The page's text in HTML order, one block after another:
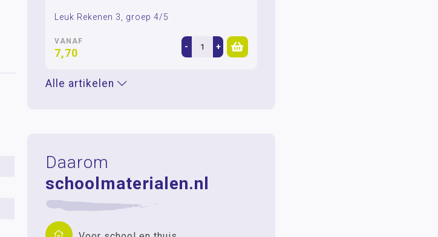
Leuk Rekenen 3, groep 4/5
VANAF
7,70 - +
Alle artikelen
Daarom
schoolmaterialen.nl